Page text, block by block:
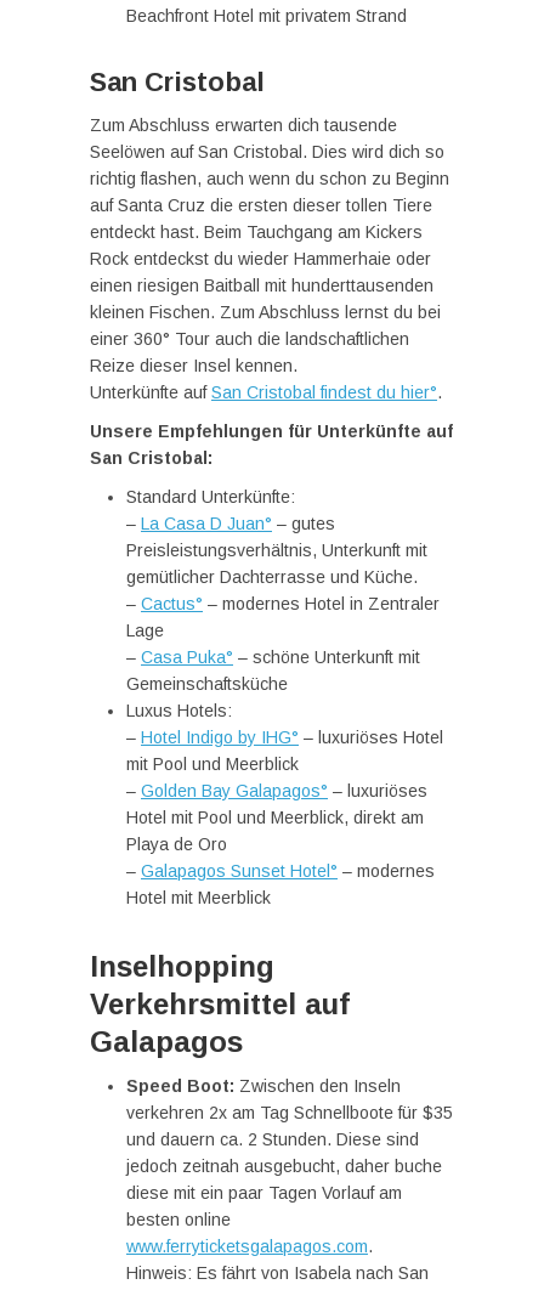
Beachfront Hotel mit privatem Strand
San Cristobal
Zum Abschluss erwarten dich tausende
Seelöwen auf San Cristobal. Dies wird dich so
richtig flashen, auch wenn du schon zu Beginn
auf Santa Cruz die ersten dieser tollen Tiere
entdeckt hast. Beim Tauchgang am Kickers
Rock entdeckst du wieder Hammerhaie oder
einen riesigen Baitball mit hunderttausenden
kleinen Fischen. Zum Abschluss lernst du bei
einer 360° Tour auch die landschaftlichen
Reize dieser Insel kennen.
Unterkünfte aufSan Cristobal findest du hier°.
Unsere Empfehlungen für Unterkünfte auf
San Cristobal:
Standard Unterkünfte:
– La Casa D Juan° – gutes
Preisleistungsverhältnis, Unterkunft mit
gemütlicher Dachterrasse und Küche.
– Cactus° – modernes Hotel in Zentraler
Lage
– Casa Puka° – schöne Unterkunft mit
Gemeinschaftsküche
Luxus Hotels:
– Hotel Indigo by IHG° – luxuriöses Hotel
mit Pool und Meerblick
– Golden Bay Galapagos° – luxuriöses
Hotel mit Pool und Meerblick, direkt am
Playa de Oro
– Galapagos Sunset Hotel° – modernes
Hotel mit Meerblick
Inselhopping
Verkehrsmittel auf
Galapagos
Speed Boot: Zwischen den Inseln
verkehren 2x am Tag Schnellboote für $35
und dauern ca. 2 Stunden. Diese sind
jedoch zeitnah ausgebucht, daher buche
diese mit ein paar Tagen Vorlauf am
besten online
www.ferryticketsgalapagos.com.
Hinweis: Es fährt von Isabela nach San